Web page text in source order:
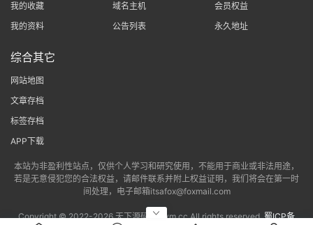
我的收藏
我的资料
域名主机
公告列表
会员权益
永久地址
综合其它
网站地图
文章存档
标签存档
APP下载
本站为非盈利性站点，仅供个人学习和研究使用，不能用于商业或非法用途，
若是无意侵犯您的合法权益，请邮件联系并附上权益证明，我们将会在第一时
间处理，电子邮箱itsafox@foxmail.com
Copyright © 2022-2026 天下源码网txym.cc All rights reserved.蜀ICP备